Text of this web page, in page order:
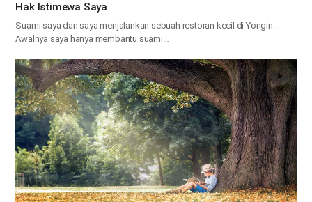
Hak Istimewa Saya
Suami saya dan saya menjalankan sebuah restoran kecil di Yongin.
Awalnya saya hanya membantu suami…